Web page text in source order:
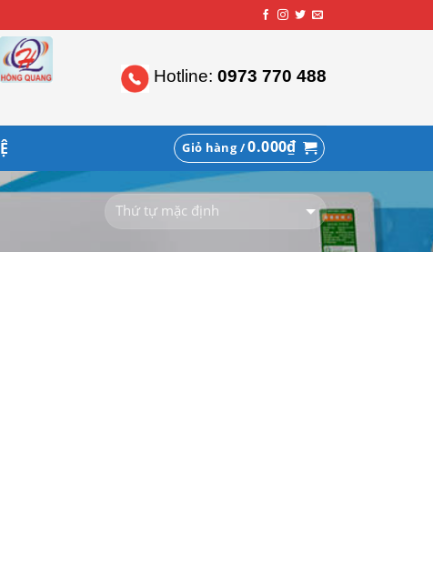
Hotline: 0973 770 488
Giỏ hàng /0.000₫